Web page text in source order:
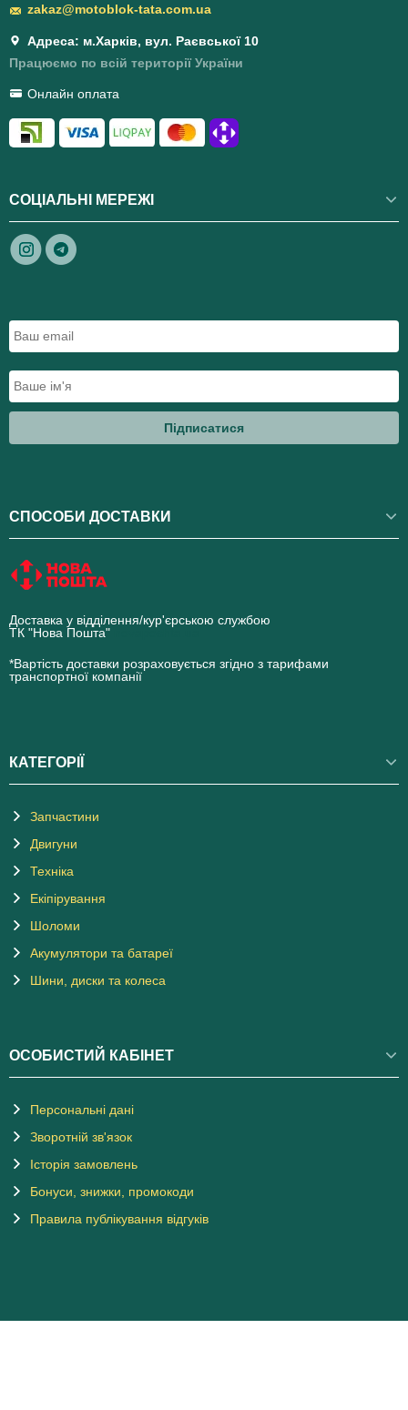
zakaz@motoblok-tata.com.ua
Адреса: м.Харків, вул. Раєвської 10
Працюємо по всій території України
Онлайн оплата
СОЦІАЛЬНІ МЕРЕЖІ
Підписатися
СПОСОБИ ДОСТАВКИ
Доставка у відділення/кур'єрською службою
ТК "Нова Пошта"
*Вартість доставки розраховується згідно з тарифами
транспортної компанії
КАТЕГОРІЇ
Запчастини
Двигуни
Техніка
Екіпірування
Шоломи
Акумулятори та батареї
Шини, диски та колеса
ОСОБИСТИЙ КАБІНЕТ
Персональні дані
Зворотній зв'язок
Історія замовлень
Бонуси, знижки, промокоди
Правила публікування відгуків